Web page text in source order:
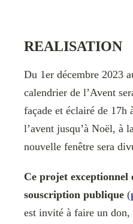
REALISATION
Du 1er décembre 2023
calendrier de l’Avent
façade et éclairé de
l’avent jusqu’à Noël, à
nouvelle fenêtre sera
Ce projet exceptionnel
souscription publique (
est invité à faire un